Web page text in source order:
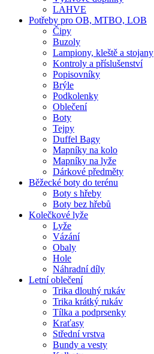
LAHVE
Potřeby pro OB, MTBO, LOB
Čipy
Buzoly
Lampiony, kleště a stojany
Kontroly a příslušenství
Popisovníky
Brýle
Podkolenky
Oblečení
Boty
Tejpy
Duffel Bagy
Mapníky na kolo
Mapníky na lyže
Dárkové předměty
Běžecké boty do terénu
Boty s hřeby
Boty bez hřebů
Kolečkové lyže
Lyže
Vázání
Obaly
Hole
Náhradní díly
Letní oblečení
Trika dlouhý rukáv
Trika krátký rukáv
Tílka a podprsenky
Kraťasy
Střední vrstva
Bundy a vesty